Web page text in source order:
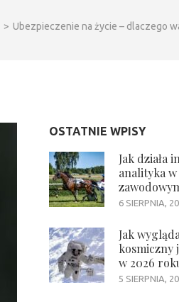
> Ubezpieczenie na życie – dlaczego
OSTATNIE WPISY
Jak działa
analityka
6 SIERPNIA,
Jak
kosmiczny
w 2026
5 SIERPNIA,